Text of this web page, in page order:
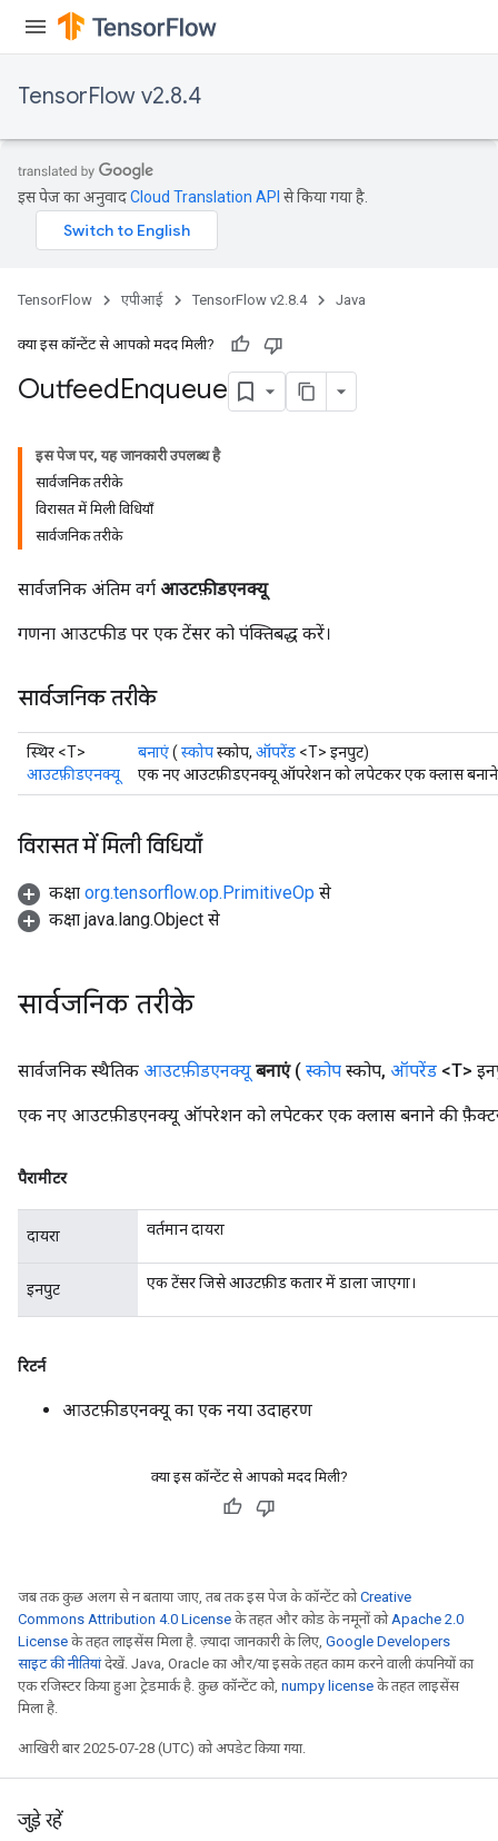
TensorFlow v2.8.4
इस पेज का अनुवादCloud Translation API से किया गया है.
TensorFlow एपीआई TensorFlow v2.8.4 Java
क्या इस कॉन्टेंट से आपको मदद मिली?
OutfeedEnqueue
इस पेज पर, यह जानकारी उपलब्ध है
सार्वजनिक तरीके
विरासत में मिली विधियाँ
सार्वजनिक तरीके
सार्वजनिक अंतिम वर्ग आउटफ़ीडएनक्यू
गणना आउटफीड पर एक टेंसर को पंक्तिबद्ध करें।
सार्वजनिक तरीके
स्थिर <T>
आउटफ़ीडएनक्यू
बनाएं( स्कोपस्कोप, ऑपरेंड <T> इनपुट)
एक नए आउटफ़ीडएनक्यू ऑपरेशन को लपेटकर एक क्लास बनाने
विरासत में मिली विधियाँ
कक्षा org.tensorflow.op.PrimitiveOp से
कक्षा java.lang.Object से
सार्वजनिक तरीके
सार्वजनिक स्थैतिक आउटफ़ीडएनक्यू बनाएं ( स्कोप स्कोप, ऑपरेंड <T>
एक नए आउटफ़ीडएनक्यू ऑपरेशन को लपेटकर एक क्लास बनाने की
पैरामीटर
दायरा वर्तमान दायरा
इनपुट एक टेंसर जिसे आउटफ़ीड कतार में डाला जाएगा।
रिटर्न
आउटफ़ीडएनक्यू का एक नया उदाहरण
क्या इस कॉन्टेंट से आपको मदद मिली?
जब तक कुछ अलग से न बताया जाए, तब तक इस पेज के कॉन्टेंट कोCreative
Commons Attribution 4.0 License के तहत और कोड के नमूनों कोApache 2.0
License के तहत लाइसेंस मिला है. ज़्यादा जानकारी के लिए, Google Developers
साइट की नीतियांदेखें. Java, Oracle का और/या इसके तहत काम करने वाली कंपनियों का
एक रजिस्टर किया हुआ ट्रेडमार्क है. कुछ कॉन्टेंट को, numpy license के तहत लाइसेंस
मिला है.
आखिरी बार 2025-07-28 (UTC) को अपडेट किया गया.
जुड़े रहें